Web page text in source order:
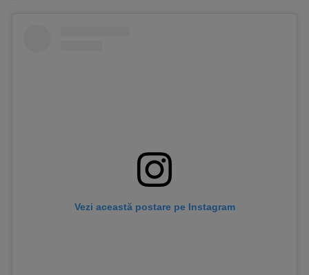
Vezi această postare pe Instagram